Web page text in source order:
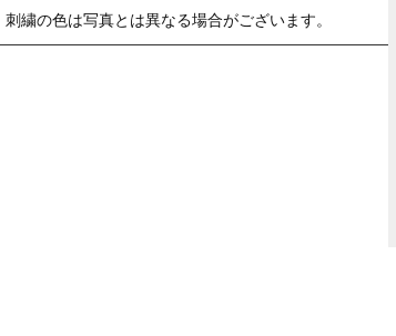
刺繍の色は写真とは異なる場合がございます。